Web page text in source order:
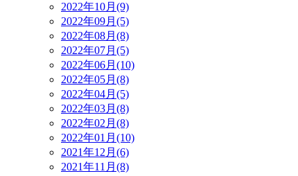
2022年10月(9)
2022年09月(5)
2022年08月(8)
2022年07月(5)
2022年06月(10)
2022年05月(8)
2022年04月(5)
2022年03月(8)
2022年02月(8)
2022年01月(10)
2021年12月(6)
2021年11月(8)